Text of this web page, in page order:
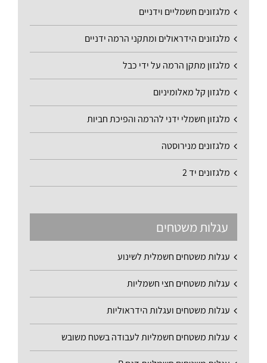
מלגזונים חשמליים וידניים
מלגזונים הידראולים ומתקני הרמה ידניים
מלגזון מתקן הרמה על ידי כבל
מלגזון קל מאלומיניום
מלגזון חשמלי ידני להרמה והפיכת חביות
מלגזונים מנירוסטה
מלגזונים יד 2
עגלות משטחים
עגלות משטחים חשמלית לשינוע
עגלות משטחים חצי חשמליות
עגלות משטחים ועגלות הידראוליות
עגלות משטחים חשמליות לעבודה בשטח משובש